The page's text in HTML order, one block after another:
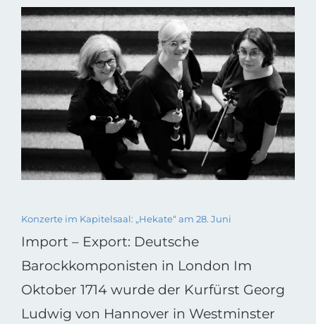
Konzerte im Kapitelsaal: „Hekate“ am 28. Juni
Import – Export: Deutsche
Barockkomponisten in London Im
Oktober 1714 wurde der Kurfürst Georg
Ludwig von Hannover in Westminster